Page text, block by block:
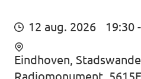
Afdelingen in de
Mensen
Nieuws
12 aug. 2026 19:30
Eindhoven,